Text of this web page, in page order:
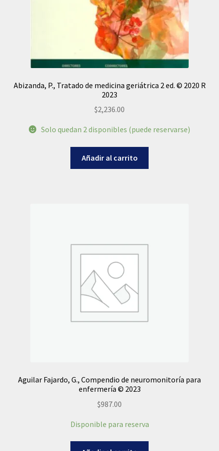
Abizanda, P., Tratado de medicina geriátrica 2 ed. © 2020 R
2023
$2,236.00
Solo quedan 2 disponibles (puede reservarse)
Añadir al carrito
Aguilar Fajardo, G., Compendio de neuromonitoría para
enfermería © 2023
$987.00
Disponible para reserva